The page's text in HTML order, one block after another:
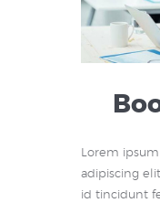
Lorem
adipiscing
id tincidunt